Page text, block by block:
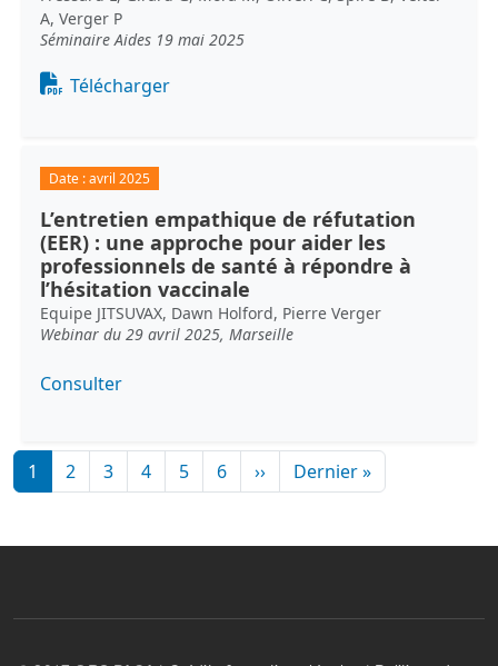
A, Verger P
Séminaire Aides 19 mai 2025
Document
Télécharger
Date :avril 2025
L’entretien empathique de réfutation
(EER) : une approche pour aider les
professionnels de santé à répondre à
l’hésitation vaccinale
Equipe JITSUVAX, Dawn Holford, Pierre Verger
Webinar du 29 avril 2025, Marseille
Consulter
Pagination
1 2 3 4 5 6 ››Page suivante
Dernier »Dernière page